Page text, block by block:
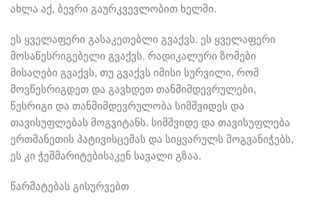
ახლა აქ, ბევრი გაურკვევლობით ხელში.
ეს ყველაფერი გასაკეთებლი გვაქვს. ეს ყველაფერი
მოსაწესრიგებელი გვაქვს. რადიკალური ზომები
მისაღები გვაქვს, თუ გვაქვს იმისი სურვილი, რომ
მოვწესრიგდეთ და გავხდეთ თანმიმდევრულები,
წესრიგი და თანმიმდევრულობა სიმშვიდეს და
თავისუფლებას მოგვიტანს. სიმშვიდე და თავისუფლება
ერთმანეთის პატივისცემას და სიყვარულს მოგვანიჭებს,
ეს კი ჭეშმარიტებისაკენ სავალი გზაა.
წარმატებას გისურვებთ